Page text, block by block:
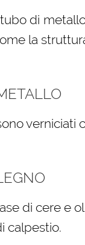
di
la
verniciati
di cere e
calpestio.